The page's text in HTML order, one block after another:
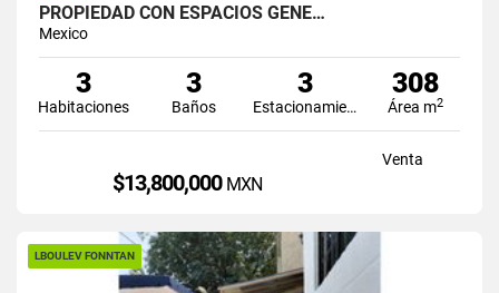
PROPIEDAD CON ESPACIOS GENE…
Mexico
3
Habitaciones
3
Baños
3
Estacionamiento
308
Área m2
Venta
$13,800,000 MXN
LBOULEV FONNTAN